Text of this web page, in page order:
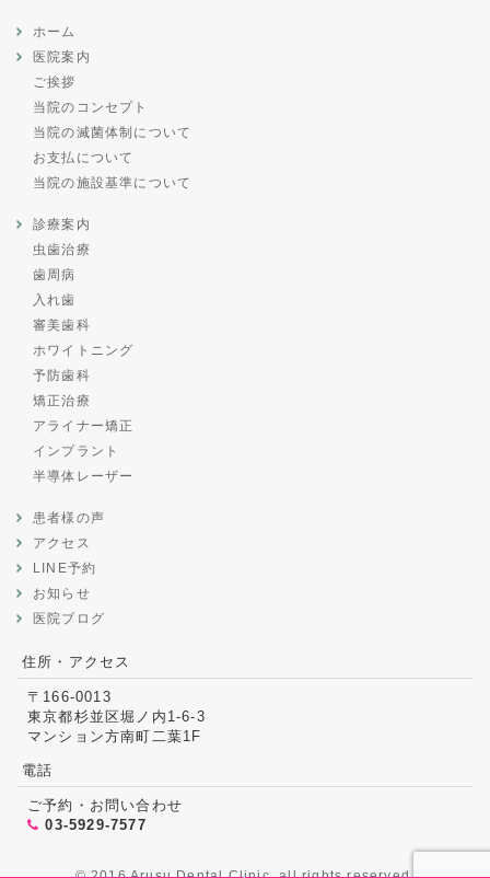
ホーム
医院案内
ご挨拶
当院のコンセプト
当院の滅菌体制について
お支払について
当院の施設基準について
診療案内
虫歯治療
歯周病
入れ歯
審美歯科
ホワイトニング
予防歯科
矯正治療
アライナー矯正
インプラント
半導体レーザー
患者様の声
アクセス
LINE予約
お知らせ
医院ブログ
住所・アクセス
〒166-0013
東京都杉並区堀ノ内1-6-3
マンション方南町二葉1F
電話
ご予約・お問い合わせ
03-5929-7577